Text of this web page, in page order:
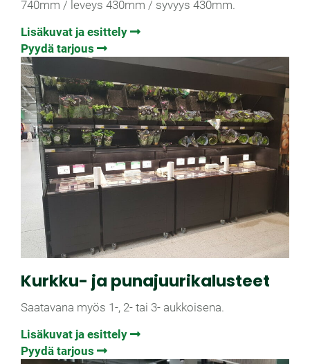
740mm / leveys 430mm / syvyys 430mm.
Lisäkuvat ja esittely
Pyydä tarjous
Kurkku- ja punajuuri­kalusteet
Saatavana myös 1-, 2- tai 3- aukkoisena.
Lisäkuvat ja esittely
Pyydä tarjous